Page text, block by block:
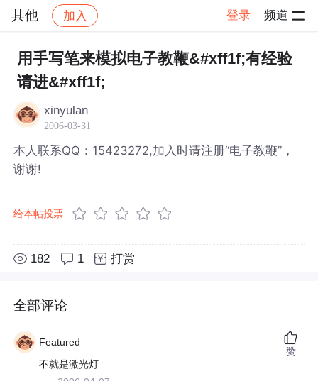
其他 加入 登录 频道
社区 其他 帖子详情
用手写笔来模拟电子教鞭&#xff1f;有经验
请进&#xff1f;
xinyulan
2006-03-31
本人联系QQ：15423272,加入时请注册“电子教鞭”，
谢谢!
给本帖投票
182 1 打赏
全部评论
Featured
不就是激光灯
赞